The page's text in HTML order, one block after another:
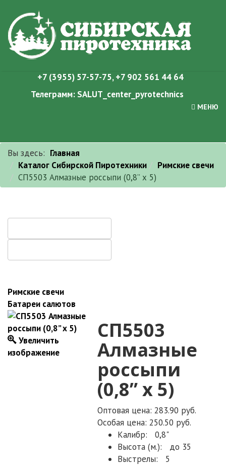
МЕНЮ
+7 (3955) 57-57-75,+7 902 561 44 64
Телеграмм: SALUT_center_pyrotechnics
Вы здесь: Главная
Каталог Сибирской Пиротехники
Римские свечи
СП5503 Алмазные россыпи (0,8” х 5)
Римские свечи
Батареи салютов
Увеличить
изображение
СП5503
Алмазные
россыпи
(0,8” х 5)
Оптовая цена: 283.90 руб.
Особая цена: 250.50 руб.
Калибр:
0,8"
Высота (м.):
до 35
Выстрелы:
5